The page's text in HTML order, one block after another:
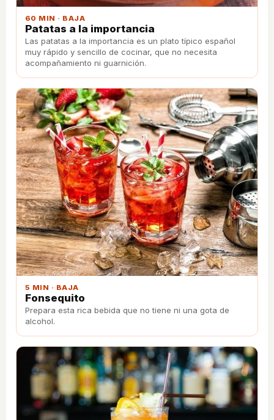
60 MIN · BAJA
Patatas a la importancia
Las patatas a la importancia es un plato típico español
muy rápido y sencillo de cocinar, que no necesita
acompañamiento ni guarnición.
5 MIN · BAJA
Fonsequito
Prepara esta rica bebida que no tiene ni una gota de
alcohol.